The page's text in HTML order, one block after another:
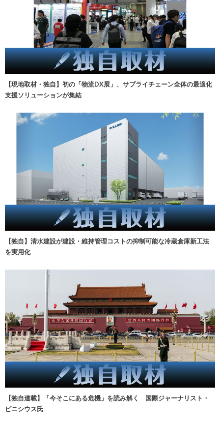
【現地取材・独自】初の「物流DX展」、サプライチェーン全体の最適化
支援ソリューションが集結
【独自】清水建設が建設・維持管理コストの抑制可能な冷蔵倉庫新工法
を実用化
【独自連載】「今そこにある危機」を読み解く 国際ジャーナリスト・
ビニシウス氏